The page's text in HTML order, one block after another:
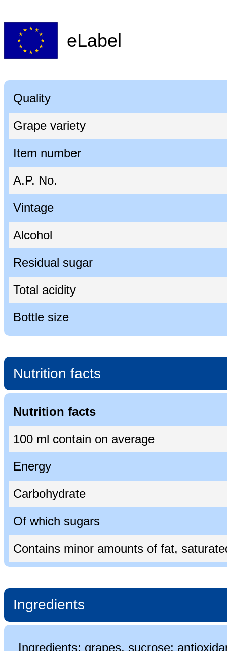
eLabel
Quality
Grape variety
Item number
A.P. No.
Vintage
Alcohol
Residual sugar
Total acidity
Bottle size
Nutrition facts
Nutrition facts
100 ml contain on average
Energy
Carbohydrate
Of which sugars
Contains minor amounts of fat,
Ingredients
Ingredients: grapes, sucrose;